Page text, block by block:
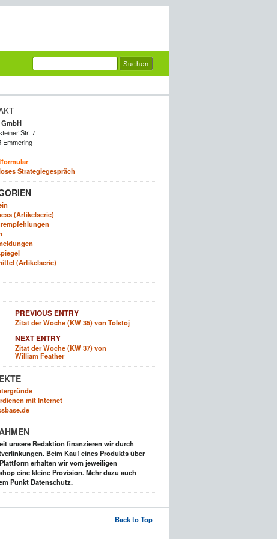
Str. 7
Emmering
Strategiegespräch
(Artikelserie)
(Artikelserie)
PREVIOUS ENTRY
Zitat der Woche (KW 35) von Tolstoj
NEXT ENTRY
Zitat der Woche (KW 37) von
William Feather
mit Internet
unsere Redaktion finanzieren wir durch
Beim Kauf eines Produkts über
erhalten wir vom jeweiligen
eine kleine Provision. Mehr dazu auch
Punkt Datenschutz.
Back to Top